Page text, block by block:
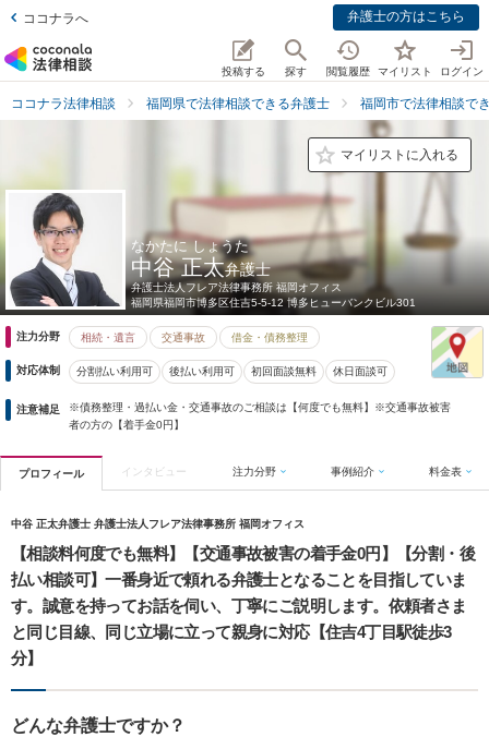
ココナラへ 弁護士の方はこちら
投稿する 探す 閲覧履歴 マイリスト ログイン
ココナラ法律相談 福岡県で法律相談できる弁護士 福岡市で法律相談で
マイリストに入れる
なかたに しょうた
中谷 正太弁護士
弁護士法人フレア法律事務所 福岡オフィス
福岡県福岡市博多区住吉5-5-12 博多ヒューバンクビル301
注力分野 相続・遺言 交通事故 借金・債務整理
対応体制 分割払い利用可 後払い利用可 初回面談無料 休日面談可
注意補足
※債務整理・過払い金・交通事故のご相談は【何度でも無料】※交通事故被害
者の方の【着手金0円】
プロフィール インタビュー 注力分野 事例紹介 料金表
中谷 正太弁護士 弁護士法人フレア法律事務所 福岡オフィス
【相談料何度でも無料】【交通事故被害の着手金0円】【分割・後
払い相談可】一番身近で頼れる弁護士となることを目指していま
す。誠意を持ってお話を伺い、丁寧にご説明します。依頼者さま
と同じ目線、同じ立場に立って親身に対応【住吉4丁目駅徒歩3
分】
どんな弁護士ですか？